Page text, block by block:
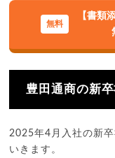
【書類
豊田通商の新
2025年4月入社の新
いきます。